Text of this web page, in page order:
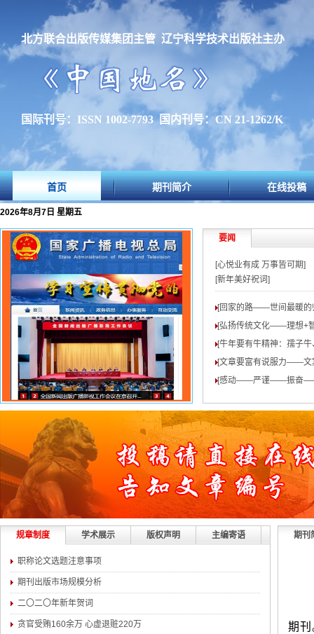
北方联合出版传媒集团主管 辽宁科学技术出版社主办
国际刊号：ISSN 1002-7793 国内刊号：CN 21-1262/K
首页 期刊简介 在线投稿
2026年8月7日 星期五
要闻
[心悦业有成 万事皆可期]
[新年美好祝词]
[回家的路——世间最暖的
[弘扬传统文化——理想+
[牛年要有牛精神：孺子
[文章要富有说服力——文
[感动——严谨——振奋
规章制度 学术展示 版权声明 主编寄语
职称论文选题注意事项
期刊出版市场规模分析
二〇二〇年新年贺词
贪官受贿160余万 心虚退赃220万
期刊
期